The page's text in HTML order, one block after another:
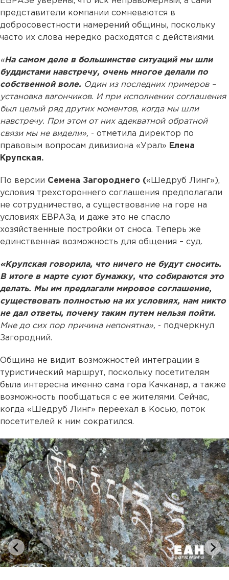
представители компании сомневаются в
добросовестности намерений общины, поскольку
часто их слова нередко расходятся с действиями.
«На самом деле в большинстве ситуаций мы шли
буддистами навстречу, очень многое делали по
собственной воле. Один из последних примеров –
установка вагончиков. И при исполнении соглашения
был целый ряд других моментов, когда мы шли
навстречу. При этом от них адекватной обратной
связи мы не видели», - отметила директор по
правовым вопросам дивизиона «Урал» Елена
Крупская.
По версии Семена Загороднего («Шедруб Линг»),
условия трехстороннего соглашения предполагали
не сотрудничество, а существование на горе на
условиях ЕВРАЗа, и даже это не спасло
хозяйственные постройки от сноса. Теперь же
единственная возможность для общения – суд.
«Крупская говорила, что ничего не будут сносить.
В итоге в марте суют бумажку, что собираются это
делать. Мы им предлагали мировое соглашение,
существовать полностью на их условиях, нам никто
не дал ответы, почему таким путем нельзя пойти.
Мне до сих пор причина непонятна», - подчеркнул
Загородний.
Община не видит возможностей интеграции в
туристический маршрут, поскольку посетителям
была интересна именно сама гора Качканар, а также
возможность пообщаться с ее жителями. Сейчас,
когда «Шедруб Линг» переехал в Косью, поток
посетителей к ним сократился.